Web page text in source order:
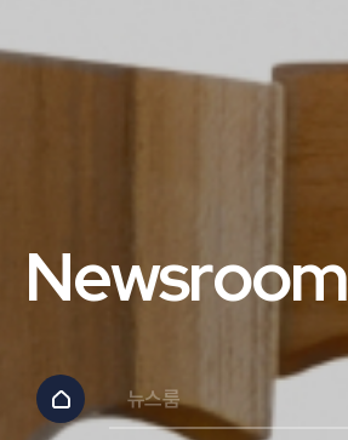
Newsroom
뉴스룸